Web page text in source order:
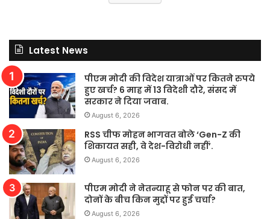
Latest News
पीएम मोदी की विदेश यात्राओं पर कितने रुपये
हुए खर्च? 6 माह में 13 विदेशी दौरे, संसद में
सरकार ने दिया जवाब.
August 6, 2026
RSS चीफ मोहन भागवत बोले ‘Gen-Z की
शिकायत सही, वे देश-विरोधी नहीं’.
August 6, 2026
पीएम मोदी ने नेतन्याहू से फोन पर की बात,
दोनों के बीच किन मुद्दों पर हुई चर्चा?
August 6, 2026